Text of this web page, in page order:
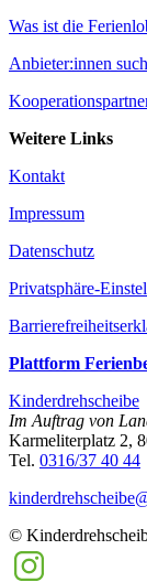
Was ist die
Anbieter:innen
Weitere Links
Kontakt
Impressum
Datenschutz
Privatsphäre-
Plattform
Kinderdrehscheibe
Im Auftrag von
Karmeliterplatz 2,
Tel. 0316/37 40 44
©